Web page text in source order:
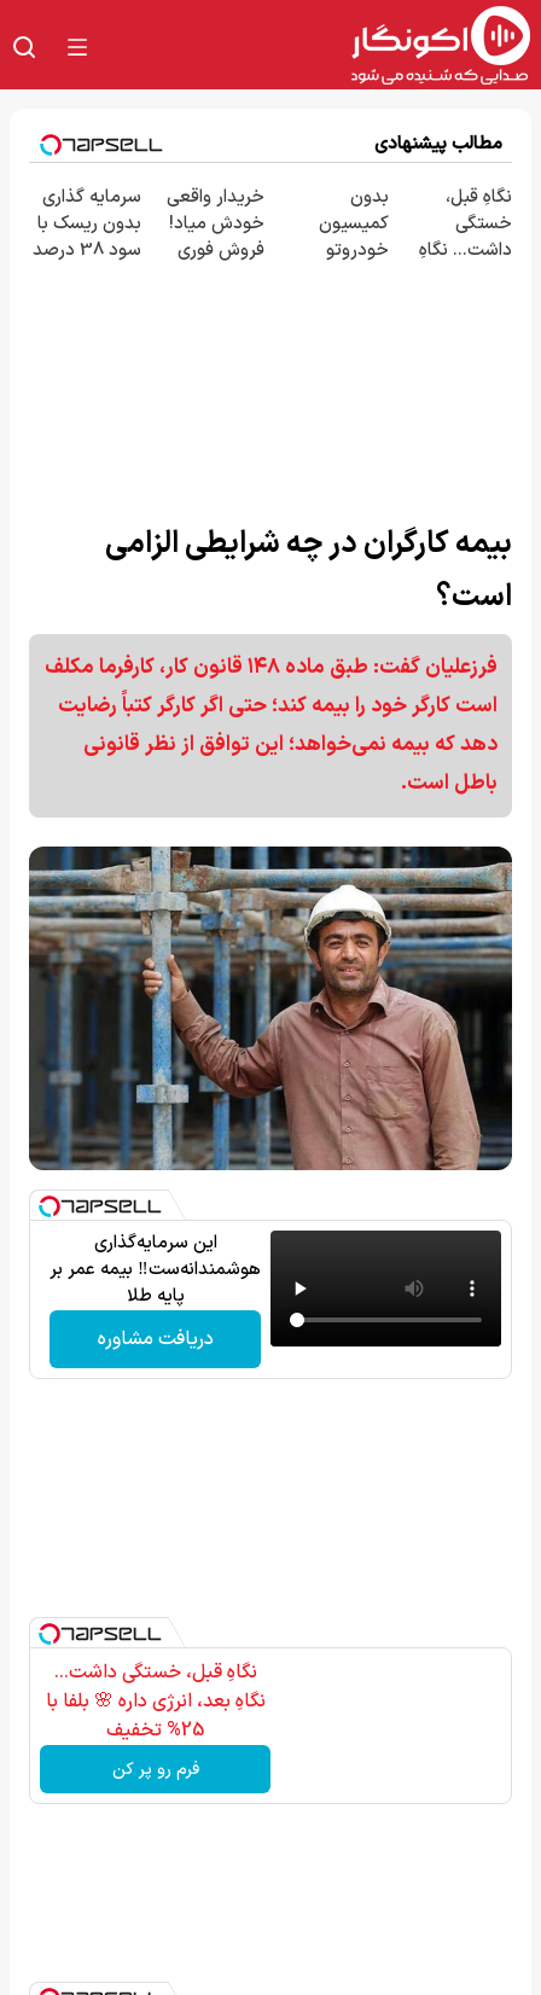
مطالب پیشنهادی
نگاهِ قبل،
خستگی
داشت... نگاهِ
بدون
کمیسیون
خودروتو
خریدار واقعی
خودش میاد!
فروش فوری
سرمایه گذاری
بدون ریسک با
سود 38 درصد
بیمه کارگران در چه شرایطی الزامی
است؟
فرزعلیان گفت: طبق ماده ۱۴۸ قانون کار، کارفرما مکلف
است کارگر خود را بیمه کند؛ حتی اگر کارگر کتباً رضایت
دهد که بیمه نمی‌خواهد؛ این توافق از نظر قانونی
باطل است.
این سرمایه‌گذاری
هوشمندانه‌ست‼️ بیمه عمر بر
پایه طلا
دریافت مشاوره
نگاهِ قبل، خستگی داشت...
نگاهِ بعد، انرژی داره 🌸 بلفا با
25% تخفیف
فرم رو پر کن